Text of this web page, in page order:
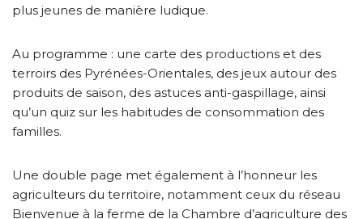
plus jeunes de manière ludique.
Au programme : une carte des productions et des
terroirs des Pyrénées-Orientales, des jeux autour des
produits de saison, des astuces anti-gaspillage, ainsi
qu’un quiz sur les habitudes de consommation des
familles.
Une double page met également à l’honneur les
agriculteurs du territoire, notamment ceux du réseau
Bienvenue à la ferme de la Chambre d’agriculture des